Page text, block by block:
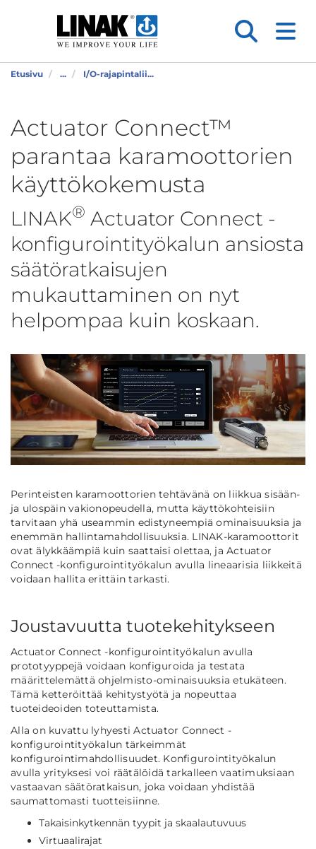
Etusivu ... I/O-rajapintalii...
Actuator Connect™
parantaa karamoottorien
käyttökokemusta
LINAK® Actuator Connect -
konfigurointityökalun ansiosta
säätöratkaisujen
mukauttaminen on nyt
helpompaa kuin koskaan.
Perinteisten karamoottorien tehtävänä on liikkua sisään-
ja ulospäin vakionopeudella, mutta käyttökohteisiin
tarvitaan yhä useammin edistyneempiä ominaisuuksia ja
enemmän hallintamahdollisuuksia. LINAK-karamoottorit
ovat älykkäämpiä kuin saattaisi olettaa, ja Actuator
Connect -konfigurointityökalun avulla lineaarisia liikkeitä
voidaan hallita erittäin tarkasti.
Joustavuutta tuotekehitykseen
Actuator Connect -konfigurointityökalun avulla
prototyyppejä voidaan konfiguroida ja testata
määrittelemättä ohjelmisto-ominaisuuksia etukäteen.
Tämä ketteröittää kehitystyötä ja nopeuttaa
tuoteideoiden toteuttamista.
Alla on kuvattu lyhyesti Actuator Connect -
konfigurointityökalun tärkeimmät
konfigurointimahdollisuudet. Konfigurointityökalun
avulla yrityksesi voi räätälöidä tarkalleen vaatimuksiaan
vastaavan säätöratkaisun, joka voidaan yhdistää
saumattomasti tuotteisiinne.
Takaisinkytkennän tyypit ja skaalautuvuus
Virtuaalirajat